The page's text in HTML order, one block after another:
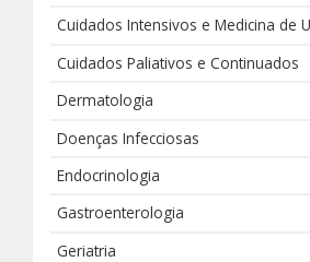
Cuidados Intensivos e Medicina de
Cuidados Paliativos e Continuados
Dermatologia
Doenças Infecciosas
Endocrinologia
Gastroenterologia
Geriatria